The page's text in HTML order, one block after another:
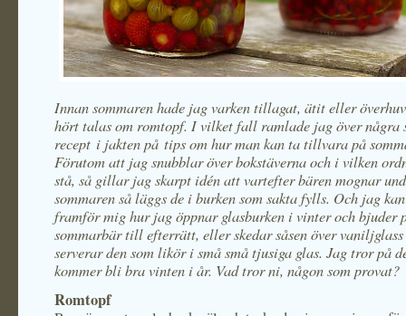
Innan sommaren hade jag varken tillagat, ätit eller
hört talas om romtopf. I vilket fall ramlade jag över några
recept i jakten på tips om hur man kan ta tillvara på
Förutom att jag snubblar över bokstäverna och i vilken
stå, så gillar jag skarpt idén att vartefter bären mognar
sommaren så läggs de i burken som sakta fylls. Och jag
framför mig hur jag öppnar glasburken i vinter och bjuder
sommarbär till efterrätt, eller skedar såsen över
serverar den som likör i små små tjusiga glas. Jag tror på
kommer bli bra vinten i år. Vad tror ni, någon som provat?
Romtopf